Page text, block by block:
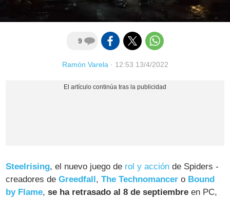
9
Ramón Varela· 12:53 13/4/2022
Steelrising, el nuevo juego de rol y acción de Spiders -
creadores deGreedfall,The Technomancer o Bound
by Flame,se ha retrasado al 8 de septiembre en PC,